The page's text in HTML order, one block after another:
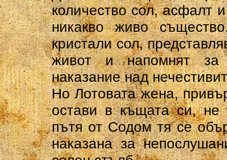
количество сол, асфалт
никакво живо
кристали сол,
живот и напомнят за
наказание над
Но Лотовата жена,
остави в къщата си, не
пътя от Содом тя се
наказана за